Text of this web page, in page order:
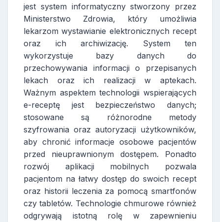
jest system informatyczny stworzony przez
Ministerstwo Zdrowia, który umożliwia
lekarzom wystawianie elektronicznych recept
oraz ich archiwizację. System ten
wykorzystuje bazy danych do
przechowywania informacji o przepisanych
lekach oraz ich realizacji w aptekach.
Ważnym aspektem technologii wspierających
e-receptę jest bezpieczeństwo danych;
stosowane są różnorodne metody
szyfrowania oraz autoryzacji użytkowników,
aby chronić informacje osobowe pacjentów
przed nieuprawnionym dostępem. Ponadto
rozwój aplikacji mobilnych pozwala
pacjentom na łatwy dostęp do swoich recept
oraz historii leczenia za pomocą smartfonów
czy tabletów. Technologie chmurowe również
odgrywają istotną rolę w zapewnieniu